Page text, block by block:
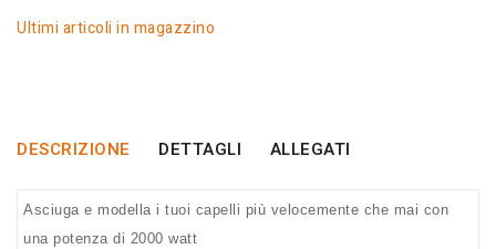
Ultimi articoli in magazzino
DESCRIZIONE DETTAGLI ALLEGATI
Asciuga e modella i tuoi capelli più velocemente che mai con
una potenza di 2000 watt